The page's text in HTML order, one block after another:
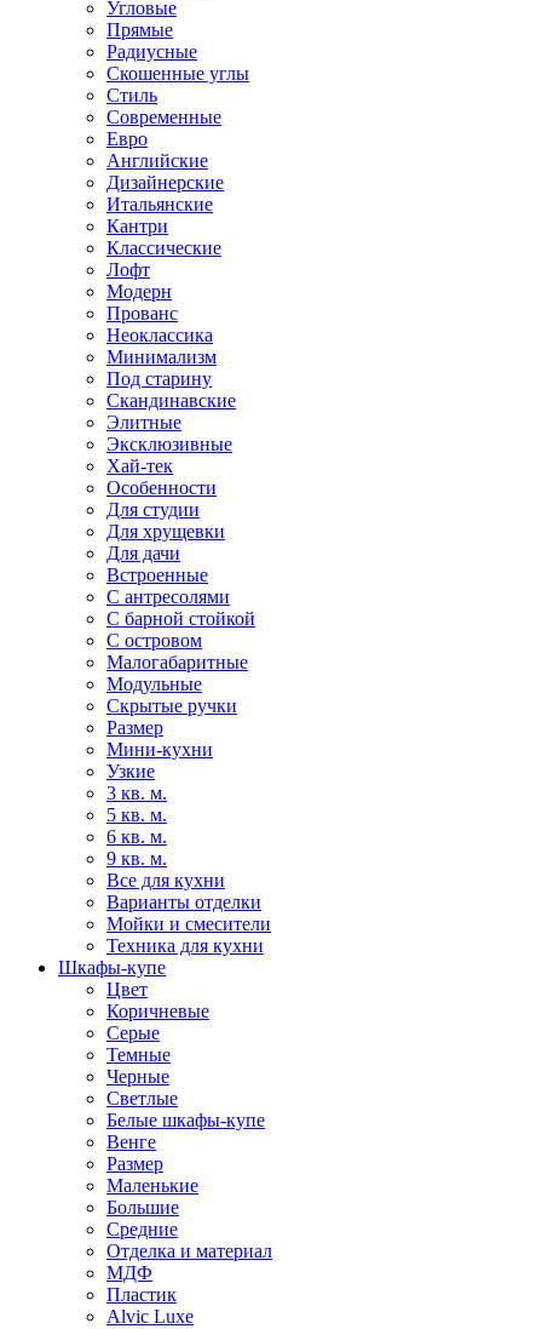
Угловые
Прямые
Радиусные
Скошенные углы
Стиль
Современные
Евро
Английские
Дизайнерские
Итальянские
Кантри
Классические
Лофт
Модерн
Прованс
Неоклассика
Минимализм
Под старину
Скандинавские
Элитные
Эксклюзивные
Хай-тек
Особенности
Для студии
Для хрущевки
Для дачи
Встроенные
С антресолями
С барной стойкой
С островом
Малогабаритные
Модульные
Скрытые ручки
Размер
Мини-кухни
Узкие
3 кв. м.
5 кв. м.
6 кв. м.
9 кв. м.
Все для кухни
Варианты отделки
Мойки и смесители
Техника для кухни
Шкафы-купе
Цвет
Коричневые
Серые
Темные
Черные
Светлые
Белые шкафы-купе
Венге
Размер
Маленькие
Большие
Средние
Отделка и материал
МДФ
Пластик
Alvic Luxe